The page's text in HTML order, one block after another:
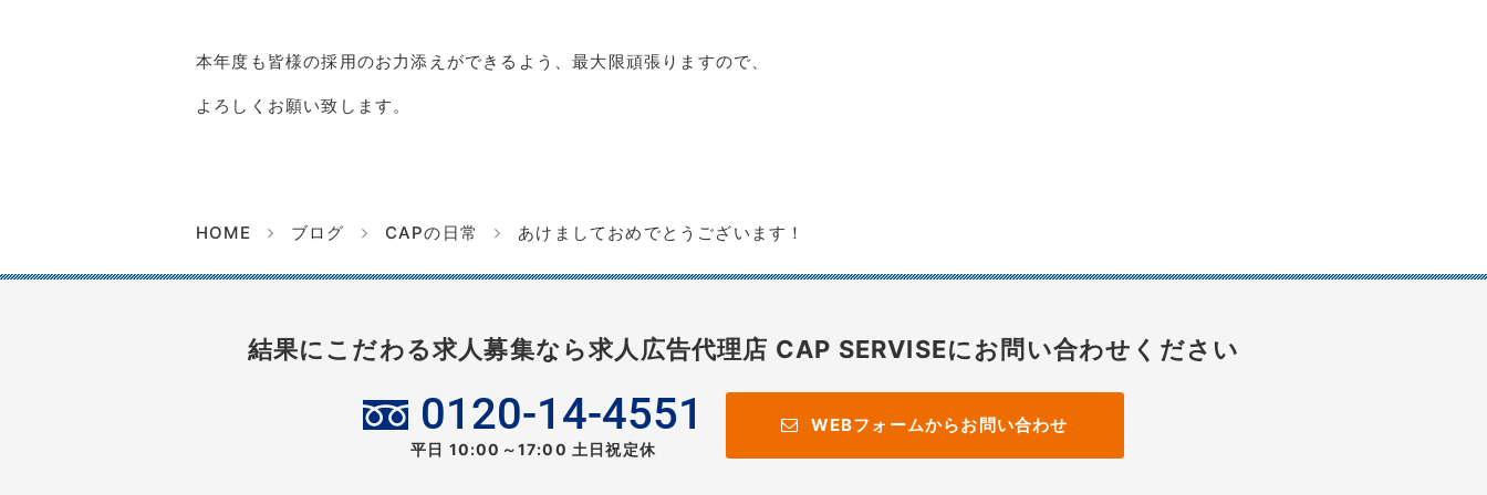
本年度も皆様の採用のお力添えができるよう、最大限頑張りますので、
よろしくお願い致します。
HOME ブログ CAPの日常 あけましておめでとうございます！
結果にこだわる求人募集なら求人広告代理店 CAP SERVISEにお問い合わせください
0120-14-4551
平日 10:00～17:00 土日祝定休
WEBフォームからお問い合わせ